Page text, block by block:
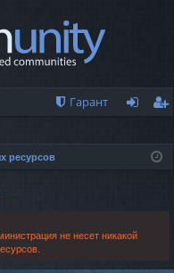
Гарант
ис
ресурсов
не несет никакой